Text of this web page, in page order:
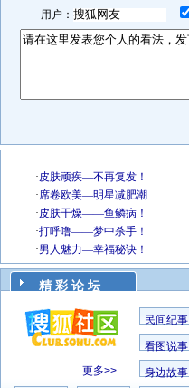
用户：
精 彩 论 坛
更多>>
民间纪事
看图说事
身边故事